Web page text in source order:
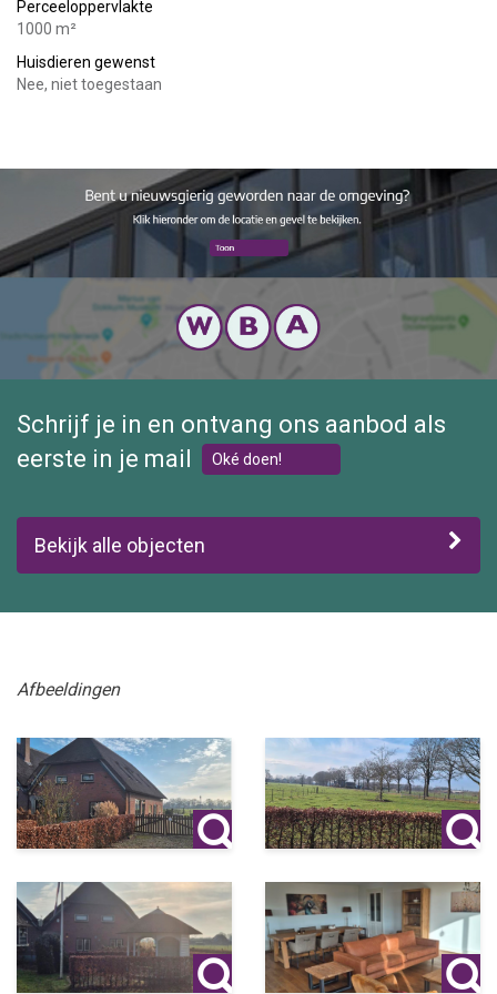
Huurder dient een minimaal inkomen te hebben van 3x de
Perceeloppervlakte
1000 m²
Huisdieren gewenst
Nee, niet toegestaan
Schrijf je in en ontvang ons aanbod als
eerste in je mail
Oké doen!
Bekijk alle objecten
Afbeeldingen